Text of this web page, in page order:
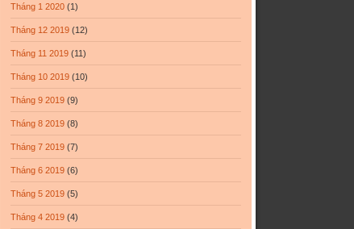
Tháng 1 2020 (1)
Tháng 12 2019 (12)
Tháng 11 2019 (11)
Tháng 10 2019 (10)
Tháng 9 2019 (9)
Tháng 8 2019 (8)
Tháng 7 2019 (7)
Tháng 6 2019 (6)
Tháng 5 2019 (5)
Tháng 4 2019 (4)